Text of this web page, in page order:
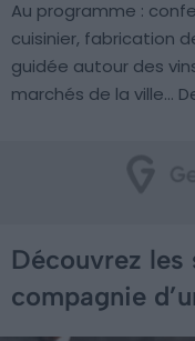
Au programme :
cuisinier, fabrication
guidée autour des
marchés de la ville…
Découvrez
compagnie